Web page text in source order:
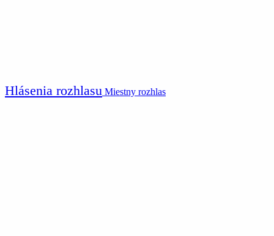
Hlásenia rozhlasu Miestny rozhlas